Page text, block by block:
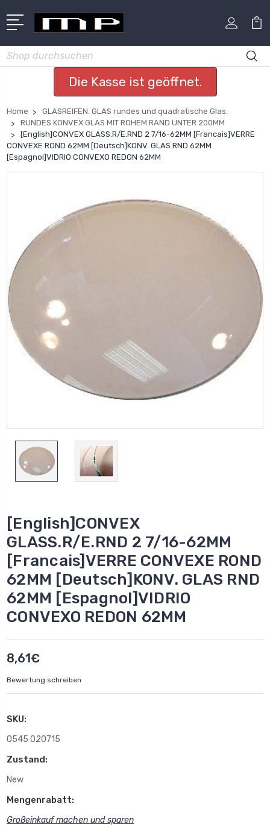
Suchen
Die Kasse ist geöffnet.
Home
GLASREIFEN. GLAS rundes und quadratische Glas.
RUNDES KONVEX GLAS MIT ROHEM RAND UNTER 200MM
[English]CONVEX GLASS.R/E.RND 2 7/16-62MM [Francais]VERRE
CONVEXE ROND 62MM [Deutsch]KONV. GLAS RND 62MM
[Espagnol]VIDRIO CONVEXO REDON 62MM
[English]CONVEX
GLASS.R/E.RND 2 7/16-62MM
[Francais]VERRE CONVEXE ROND
62MM [Deutsch]KONV. GLAS RND
62MM [Espagnol]VIDRIO
CONVEXO REDON 62MM
8,61€
Bewertung schreiben
SKU:
0545 020715
Zustand:
New
Mengenrabatt:
Großeinkauf machen und sparen